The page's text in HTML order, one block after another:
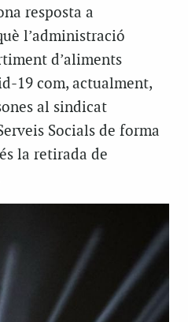
resposta a
l’administració
d’aliments
19 com, actualment,
al sindicat
Socials de forma
la retirada de